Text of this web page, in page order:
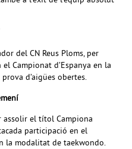
del CN Reus Ploms, per
Campionat d’Espanya en la
d’aigües obertes.
assolir el títol Campiona
participació en el
la modalitat de taekwondo.